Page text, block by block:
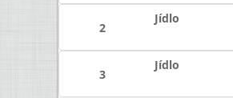
2
Jídlo
3
Jídlo